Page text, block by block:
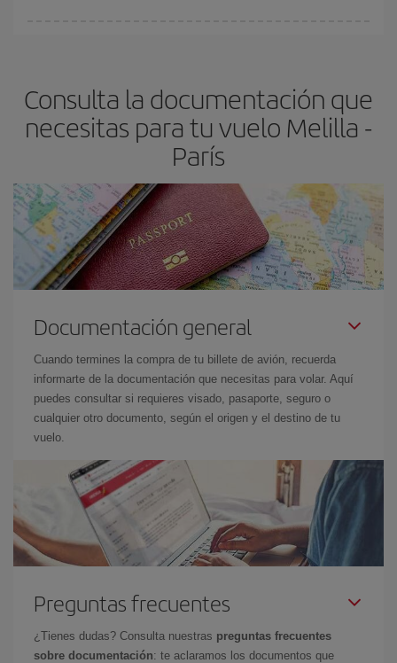
Consulta la documentación que
necesitas para tu vuelo Melilla -
París
Documentación general
Cuando termines la compra de tu billete de avión, recuerda
informarte de la documentación que necesitas para volar. Aquí
puedes consultar si requieres visado, pasaporte, seguro o
cualquier otro documento, según el origen y el destino de tu
vuelo.
Preguntas frecuentes
¿Tienes dudas? Consulta nuestras preguntas frecuentes
sobre documentación: te aclaramos los documentos que